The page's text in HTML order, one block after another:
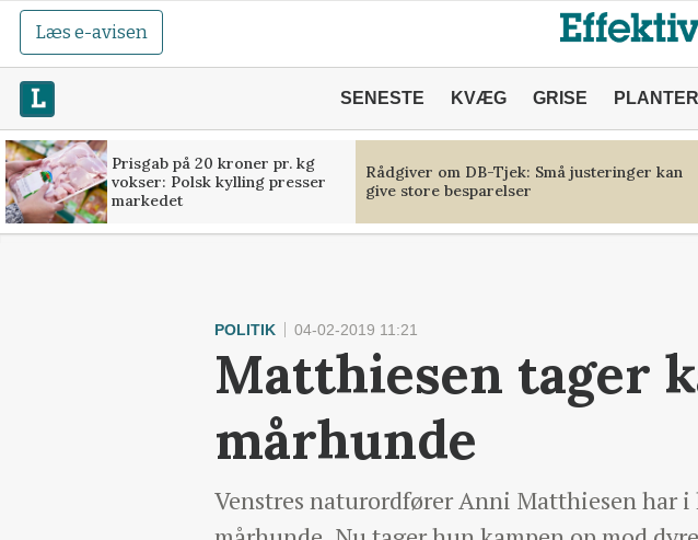
Læs e-avisen
SENESTE KVÆG GRISE PLANTER
Prisgab på 20 kroner pr. kg
vokser: Polsk kylling presser
markedet
Rådgiver om DB-Tjek: Små justeringer kan
give store besparelser
POLITIK 04-02-2019 11:21
Matthiesen tager
mårhunde
Venstres naturordfører Anni Matthiesen har